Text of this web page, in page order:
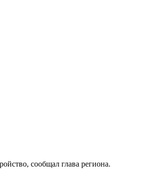
сообщал глава региона.